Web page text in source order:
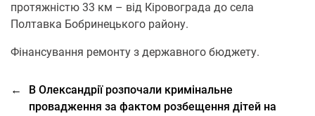
протяжністю 33 км – від Кіровограда до села
Полтавка Бобринецького району.
Фінансування ремонту з державного бюджету.
←
В Олександрії розпочали кримінальне
провадження за фактом розбещення дітей на